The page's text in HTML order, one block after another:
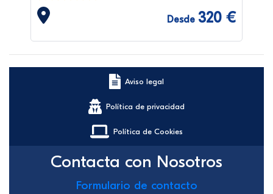
Desde 320 €
Aviso legal
Política de privacidad
Política de Cookies
Contacta con Nosotros
Formulario de contacto